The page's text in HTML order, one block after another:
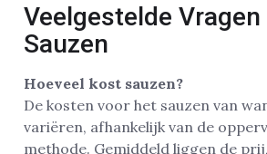
Veelgestelde Vragen
Sauzen
Hoeveel kost sauzen?
De kosten voor het sauzen van
variëren, afhankelijk van de
methode. Gemiddeld liggen de